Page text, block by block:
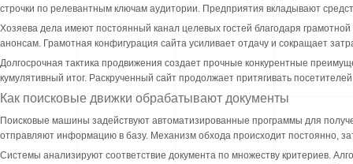
строчки по релевантным ключам аудитории. Предприятия вкладывают
Хозяева дела имеют постоянный канал целевых гостей благодаря
анонсам. Грамотная конфигурация сайта усиливает отдачу и сокращает
Долгосрочная тактика продвижения создает прочные конкурентные
кумулятивный итог. Раскрученный сайт продолжает притягивать
Как поисковые движки обрабатывают документы
Поисковые машины задействуют автоматизированные программы для
отправляют информацию в базу. Механизм обхода происходит постоянно,
Системы анализируют соответствие документа по множеству критериев.